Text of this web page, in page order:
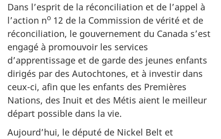
Dans l’esprit de la réconciliation et de l’appel à
l’action no 12 de la Commission de vérité et de
réconciliation, le gouvernement du Canada s’est
engagé à promouvoir les services
d’apprentissage et de garde des jeunes enfants
dirigés par des Autochtones, et à investir dans
ceux-ci, afin que les enfants des Premières
Nations, des Inuit et des Métis aient le meilleur
départ possible dans la vie.
Aujourd’hui, le député de Nickel Belt et